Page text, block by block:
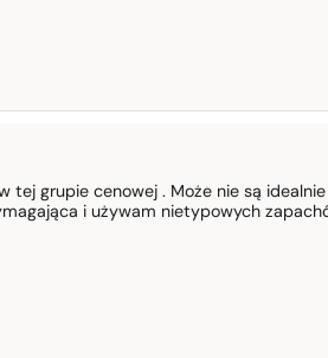
tej grupie cenowej . Może nie są
i używam nietypowych